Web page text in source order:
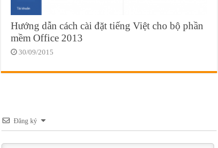
Hướng dẫn cách cài đặt tiếng Việt cho bộ phần
mềm Office 2013
30/09/2015
Đăng ký